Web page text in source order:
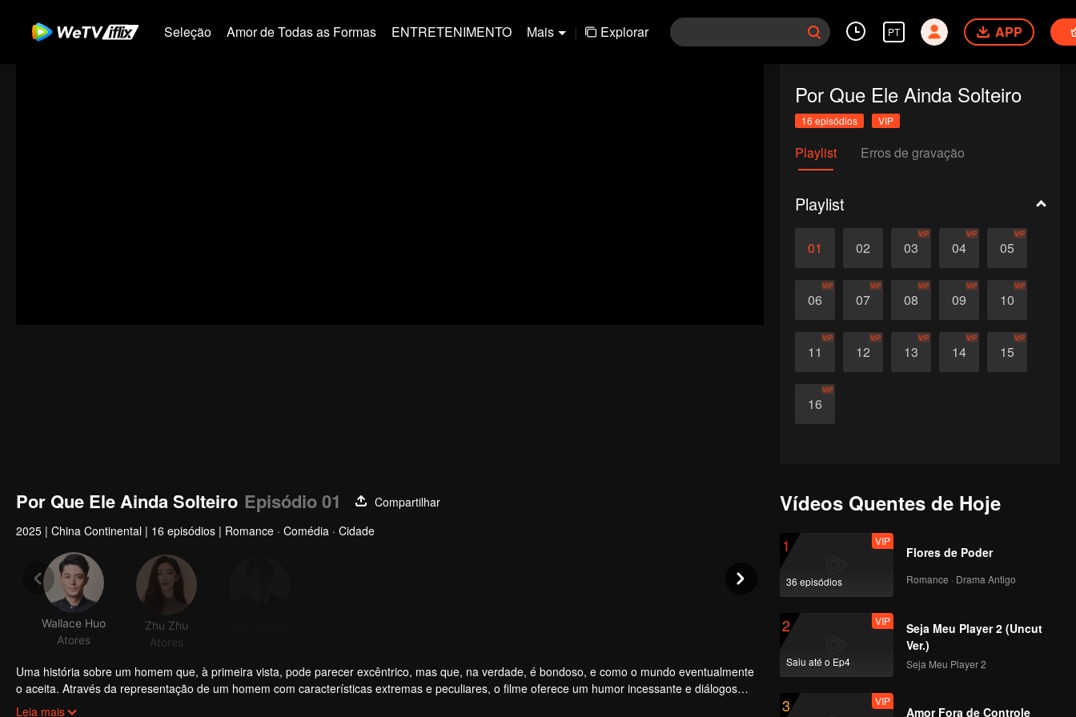
Seleção Amor de Todas as Formas ENTRETENIMENTO Mais | Explorar PT APP
Por Que Ele Ainda Solteiro
16 episódios VIP
Playlist Erros de gravação
Playlist
01 02 03
VIP
04
VIP
05
VIP
06
VIP
07
VIP
08
VIP
09
VIP
10
VIP
11
VIP
12
VIP
13
VIP
14
VIP
15
VIP
16
VIP
Por Que Ele Ainda Solteiro Episódio 01
Compartilhar
2025 | China Continental | 16 episódios | Romance · Comédia · Cidade
Wallace Huo
Atores
Zhu Zhu
Atores
Uma história sobre um homem que, à primeira vista, pode parecer excêntrico, mas que, na verdade, é bondoso, e como o mundo eventualmente
o aceita. Através da representação de um homem com características extremas e peculiares, o filme oferece um humor incessante e diálogos
espirituosos, ao mesmo tempo que incita uma reflexão sobre a natureza humana e nossa relação com o mundo.
Ele é um homem que ama a vida, mas, em seus quarenta anos, se autodenomina um "não casável". Será que ele é o ídolo masculino adorado
Leia mais
Vídeos Quentes de Hoje
1
36 episódios
VIP
Flores de Poder
Romance · Drama Antigo
2
Saiu até o Ep4
VIP
Seja Meu Player 2 (Uncut
Ver.)
Seja Meu Player 2
3 VIP
Amor Fora de Controle